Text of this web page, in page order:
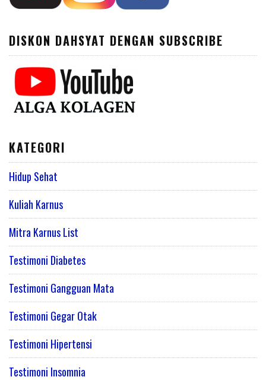
DISKON DAHSYAT DENGAN SUBSCRIBE
KATEGORI
Hidup Sehat
Kuliah Karnus
Mitra Karnus List
Testimoni Diabetes
Testimoni Gangguan Mata
Testimoni Gegar Otak
Testimoni Hipertensi
Testimoni Insomnia